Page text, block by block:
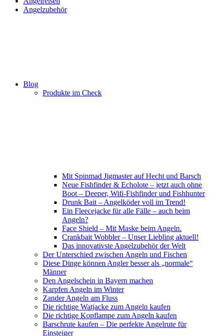
Angelzubehör
Blog
Produkte im Check
Mit Spinmad Jigmaster auf Hecht und Barsch
Neue Fishfinder & Echolote – jetzt auch ohne
Boot – Deeper, Wifi-Fishfinder und Fishhunter
Drunk Bait – Angelköder voll im Trend!
Ein Fleecejacke für alle Fälle – auch beim
Angeln?
Face Shield – Mit Maske beim Angeln.
Crankbait Wobbler – Unser Liebling aktuell!
Das innovativste Angelzubehör der Welt
Der Unterschied zwischen Angeln und Fischen
Diese Dinge können Angler besser als „normale“
Männer
Den Angelschein in Bayern machen
Karpfen Angeln im Winter
Zander Angeln am Fluss
Die richtige Watjacke zum Angeln kaufen
Die richtige Kopflampe zum Angeln kaufen
Barschrute kaufen – Die perfekte Angelrute für
Einsteiger